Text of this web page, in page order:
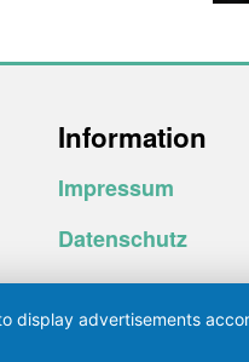
Information
Impressum
Datenschutz
display advertisements